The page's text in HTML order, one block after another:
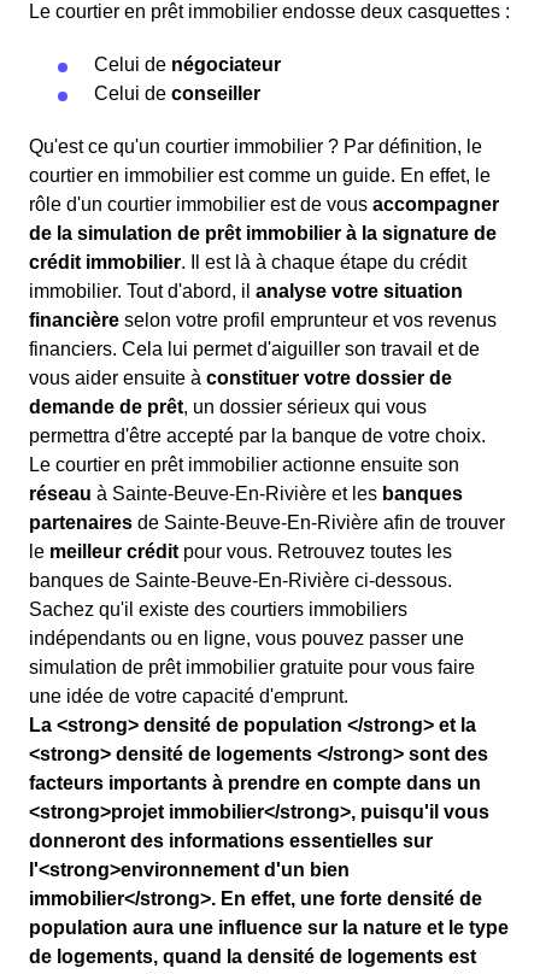
Le courtier en prêt immobilier endosse deux casquettes :
Celui de négociateur
Celui de conseiller
Qu'est ce qu'un courtier immobilier ? Par définition, le
courtier en immobilier est comme un guide. En effet, le
rôle d'un courtier immobilier est de vous accompagner
de la simulation de prêt immobilier à la signature de
crédit immobilier. Il est là à chaque étape du crédit
immobilier. Tout d'abord, il analyse votre situation
financière selon votre profil emprunteur et vos revenus
financiers. Cela lui permet d'aiguiller son travail et de
vous aider ensuite à constituer votre dossier de
demande de prêt, un dossier sérieux qui vous
permettra d'être accepté par la banque de votre choix.
Le courtier en prêt immobilier actionne ensuite son
réseau à Sainte-Beuve-En-Rivière et les banques
partenaires de Sainte-Beuve-En-Rivière afin de trouver
le meilleur crédit pour vous. Retrouvez toutes les
banques de Sainte-Beuve-En-Rivière ci-dessous.
Sachez qu'il existe des courtiers immobiliers
indépendants ou en ligne, vous pouvez passer une
simulation de prêt immobilier gratuite pour vous faire
une idée de votre capacité d'emprunt.
La <strong> densité de population </strong> et la
<strong> densité de logements </strong> sont des
facteurs importants à prendre en compte dans un
<strong>projet immobilier</strong>, puisqu'il vous
donneront des informations essentielles sur
l'<strong>environnement d'un bien
immobilier</strong>. En effet, une forte densité de
population aura une influence sur la nature et le type
de logements, quand la densité de logements est